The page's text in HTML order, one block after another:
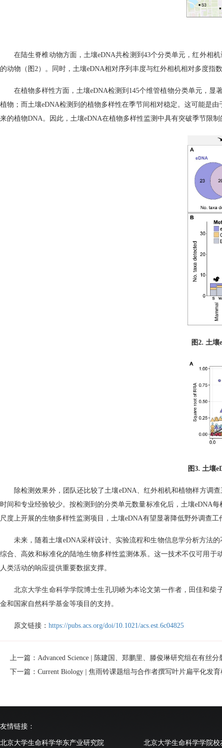
在陆生脊椎动物方面，土壤eDNA共检测到 43个分类单元，红外相机
的动物（图 2）。同时，土壤eDNA相对序列丰度与红外相机相对多度指
在植物多样性方面，土壤eDNA检测到 145个维管植物分类单元，显
植物；而土壤eDNA检测到的植物多样性在季节间相对稳定。这可能是由
来的植物DNA。因此，土壤eDNA在植物多样性监测中具有突破季节限
图2. 土壤
图3. 土壤
除检测效果外，团队还比较了土壤eDNA、红外相机和植物样方调
时间和专业经验较少。按检测到的分类单元数量标准化后，土壤eDNA每
尺度上开展的生物多样性监测项目，土壤eDNA有望显著降低野外调查工
未来，随着土壤eDNA采样设计、实验流程和生物信息学分析方法
综合、高效和标准化的陆地生物多样性监测体系。这一技术不仅可用
人类活动的响应提供重要数据支撑。
北京大学生命科学学院博士生孔玥峤为本论文第一作者，田佳和
金和国家自然科学基金等项目的支持。
原文链接： https://pubs.acs.org/doi/10.1021/acs.est.6c04825
上一篇：Advanced Science | 陈建国、郑鹏里、滕俊琳研究组在有丝
下一篇：Current Biology | 焦雨铃课题组与合作者撰写叶片扁平化发
友情链接：
北京大学生命科学华东产业研究院 北京大学生命科学学院校